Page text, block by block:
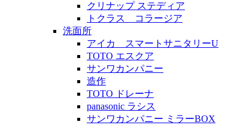
クリナップ ステディア
トクラス コラージア
洗面所
アイカ スマートサニタリーU
TOTO エスクア
サンワカンパニー
造作
TOTO ドレーナ
panasonic ラシス
サンワカンパニー ミラーBOX